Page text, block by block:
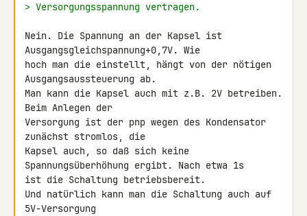
> Versorgungsspannung vertragen.
Nein. Die Spannung an der Kapsel ist
Ausgangsgleichspannung+0,7V. Wie
hoch man die einstellt, hängt von der nötigen
Ausgangsaussteuerung ab.
Man kann die Kapsel auch mit z.B. 2V betreiben.
Beim Anlegen der
Versorgung ist der pnp wegen des Kondensator
zunächst stromlos, die
Kapsel auch, so daß sich keine
Spannungsüberhöhung ergibt. Nach etwa 1s
ist die Schaltung betriebsbereit.
Und natürlich kann man die Schaltung auch auf
5V-Versorgung